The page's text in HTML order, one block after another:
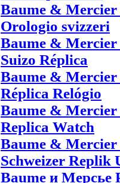
Baume &
Orologio svizzeri
Baume &
Suizo Réplica
Baume &
Réplica Relógio
Baume &
Replica Watch
Baume &
Schweizer Replik
Baume и Мерсье